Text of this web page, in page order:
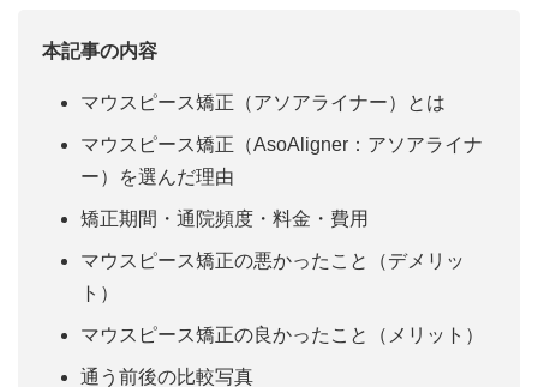
本記事の内容
マウスピース矯正（アソアライナー）とは
マウスピース矯正（AsoAligner：アソアライナ
ー）を選んだ理由
矯正期間・通院頻度・料金・費用
マウスピース矯正の悪かったこと（デメリッ
ト）
マウスピース矯正の良かったこと（メリット）
通う前後の比較写真